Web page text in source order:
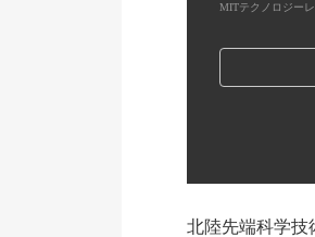
MITテクノロジー
北陸先端科学技